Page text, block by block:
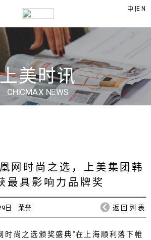
中 |EN
美时讯
CHICMAX NEWS
网时尚之选，上美集团韩
最具影响力品牌奖
日 荣誉 返回列表
时尚之选颁奖盛典”在上海顺利落下帷